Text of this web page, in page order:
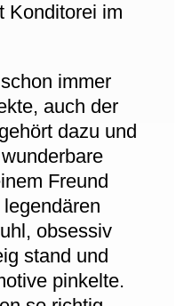
Konditorei im
immer
auch der
dazu und
Freund
obsessiv
stand und
pinkelte.